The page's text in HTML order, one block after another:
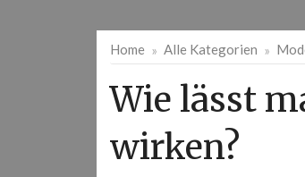
Home Alle Kategorien
Wie lässt
wirken?